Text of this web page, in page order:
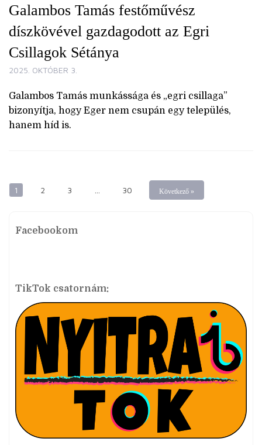
Galambos Tamás festőművész
díszkövével gazdagodott az Egri
Csillagok Sétánya
2025. OKTÓBER 3.
Galambos Tamás munkássága és „egri csillaga”
bizonyítja, hogy Eger nem csupán egy település,
hanem híd is.
1 2 3 30 Következő »
Facebookom
TikTok csatornám: